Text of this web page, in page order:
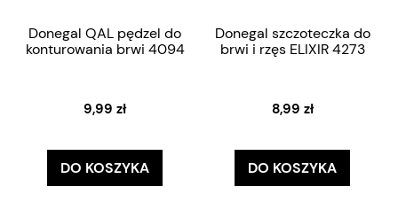
Donegal QAL pędzel do
konturowania brwi 4094
9,99 zł
DO KOSZYKA
Donegal szczoteczka do
brwi i rzęs ELIXIR 4273
8,99 zł
DO KOSZYKA